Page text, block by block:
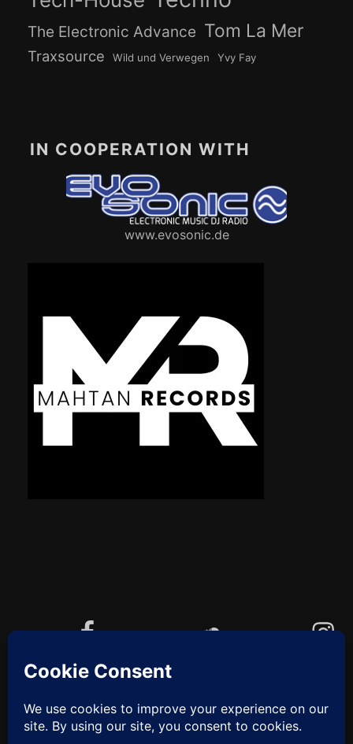
The Electronic Advance Tom La Mer
Traxsource Wild und Verwegen Yvy Fay
IN COOPERATION WITH
www.evosonic.de
YouTube
Cookie-Richtlinie (EU)
ZUM
ANFANG